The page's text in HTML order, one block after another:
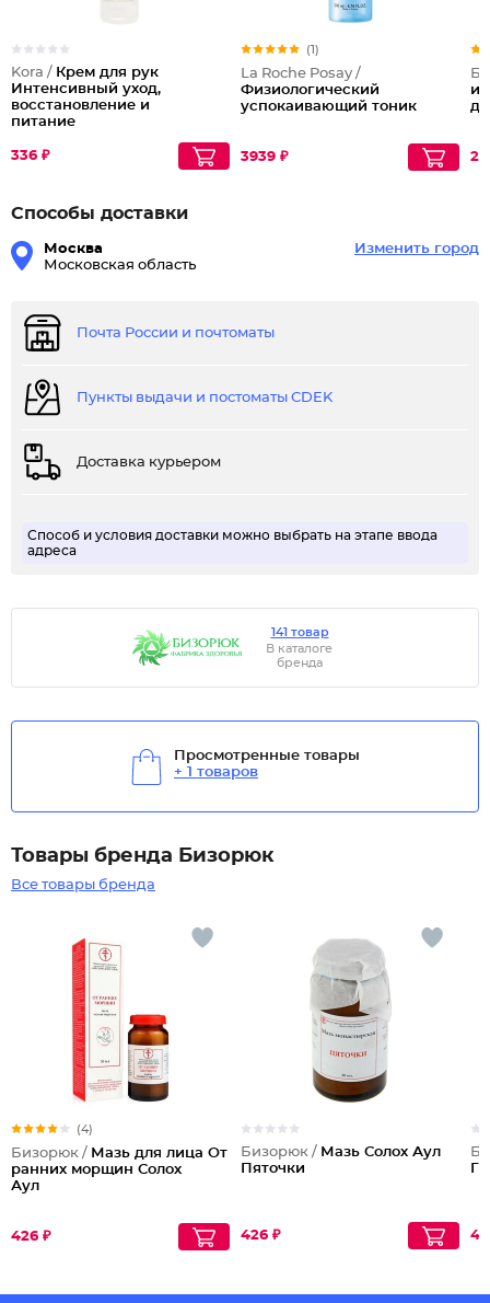
Kora / Крем для рук
Интенсивный уход,
восстановление и
питание
336 ₽
(1)
La Roche Posay /
Физиологический
успокаивающий тоник
3939 ₽
Способы доставки
Москва
Московская область
Изменить город
Почта России и почтоматы
Пункты выдачи и постоматы CDEK
Доставка курьером
Способ и условия доставки можно выбрать на этапе ввода
адреса
141 товар
В каталоге
бренда
Просмотренные товары
+ 1 товаров
Товары бренда Бизорюк
Все товары бренда
(4)
Бизорюк / Мазь для лица От
ранних морщин Солох
Аул
426 ₽
Бизорюк / Мазь Солох Аул
Пяточки
426 ₽